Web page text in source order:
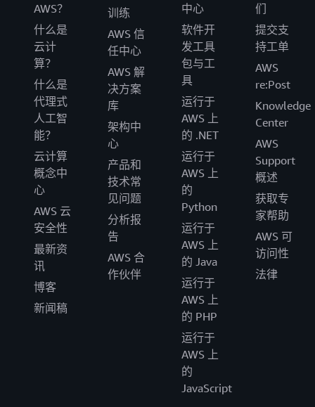
AWS？
什么是
云计
算？
什么是
代理式
人工智
能？
云计算
概念中
心
AWS 云
安全性
最新资
讯
博客
新闻稿
训练
AWS 信
任中心
AWS 解
决方案
库
架构中
心
产品和
技术常
见问题
分析报
告
AWS 合
作伙伴
中心
软件开
发工具
包与工
具
运行于
AWS 上
的 .NET
运行于
AWS 上
的
Python
运行于
AWS 上
的 Java
运行于
AWS 上
的 PHP
运行于
AWS 上
的
JavaScript
们
提交支
持工单
AWS
re:Post
Knowledge
Center
AWS
Support
概述
获取专
家帮助
AWS 可
访问性
法律